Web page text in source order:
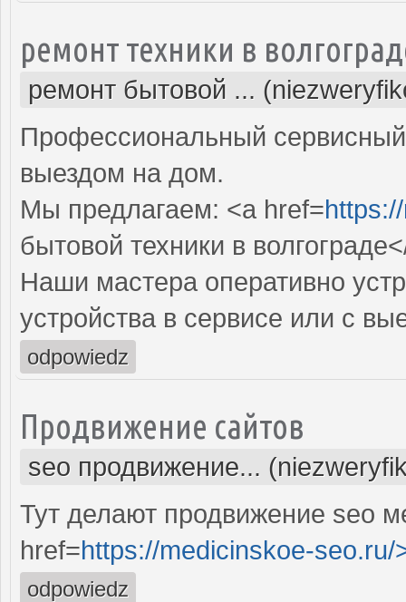
ремонт техники в
ремонт бытовой ...
Профессиональный
выездом на дом.
Мы предлагаем: <a href=
бытовой техники в
Наши мастера оперативно
устройства в сервисе или с
odpowiedz
Продвижение сайтов
seo продвижение...
Тут делают продвижение seo
href=https://medicinskoe-seo.ru/
odpowiedz